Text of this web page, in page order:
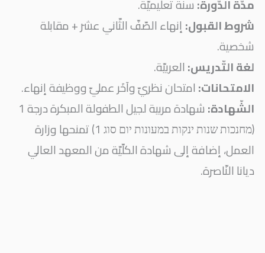
مدّة الدّورة:سنة تعليميّة.
شروط القبول:إنهاء الصّفّ الثّاني عشر + مقابلة
شخصية.
لغة التّدريس:العربيّة.
الامتحانات:امتحان نظريّ وآخَر عمليّ ووظيفة إنهاء.
الشّهادة:
شهادة مربية لجيل الطفولة المبكرة درجة 1
(מחנכות שנות ינקות במעונות יום סוג 1) تمنحها وزارة
العمل، إضافة إلى شهادة الكلّيّة من المعهد العالي
ديانا النّاصرة.